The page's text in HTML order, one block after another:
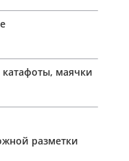
маячки
разметки